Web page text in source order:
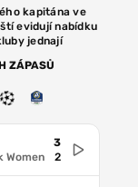
kapitána ve
evidují nabídku
jednají
ZÁPASŮ
Women
3
2